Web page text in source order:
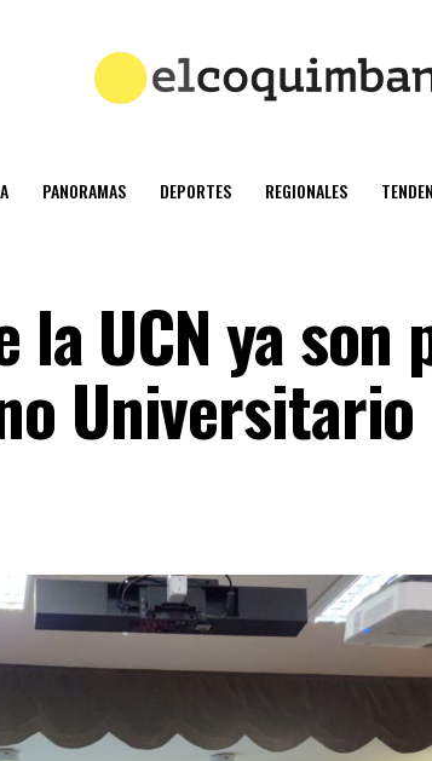
PANORAMAS DEPORTES REGIONALES
UCN ya son
Universitario